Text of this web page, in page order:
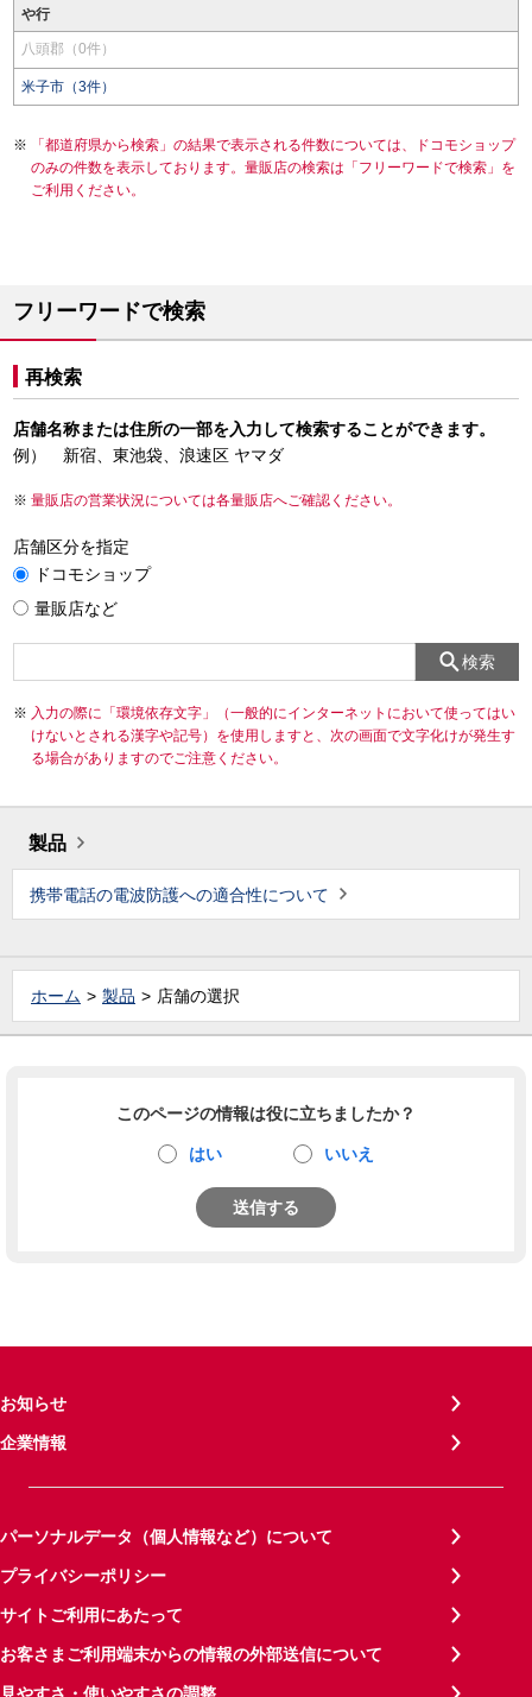
や行
八頭郡（0件）
米子市（3件）
「都道府県から検索」の結果で表示される件数については、ドコモショップ
のみの件数を表示しております。量販店の検索は「フリーワードで検索」を
ご利用ください。
フリーワードで検索
再検索
店舗名称または住所の一部を入力して検索することができます。
例） 新宿、東池袋、浪速区 ヤマダ
量販店の営業状況については各量販店へご確認ください。
店舗区分を指定
ドコモショップ
量販店など
検索
入力の際に「環境依存文字」（一般的にインターネットにおいて使ってはい
けないとされる漢字や記号）を使用しますと、次の画面で文字化けが発生す
る場合がありますのでご注意ください。
製品
携帯電話の電波防護への適合性について
ホーム 製品 店舗の選択
このページの情報は役に立ちましたか？
はい いいえ
送信する
お知らせ
企業情報
パーソナルデータ（個人情報など）について
プライバシーポリシー
サイトご利用にあたって
お客さまご利用端末からの情報の外部送信について
見やすさ・使いやすさの調整